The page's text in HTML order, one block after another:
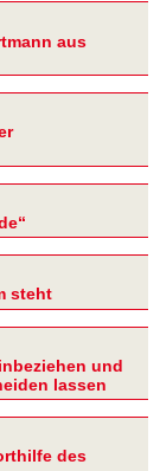
aus
steht
und
lassen
des